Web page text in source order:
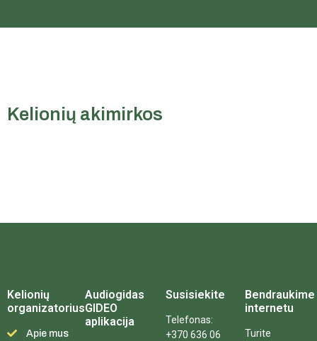
Kelionių akimirkos
Kelionių
organizatorius
Apie mus
Audiogidas
GIDEO
aplikacija
Susisiekite
Telefonas:
+370 636 06
Bendraukime
internetu
Turite